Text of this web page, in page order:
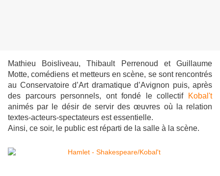
Mathieu Boisliveau, Thibault Perrenoud et Guillaume
Motte, comédiens et metteurs en scène, se sont rencontrés
au Conservatoire d’Art dramatique d’Avignon puis, après
des parcours personnels, ont fondé le collectif
Kobal't
animés par le désir de servir des œuvres où la relation
textes-acteurs-spectateurs est essentielle.
Ainsi, ce soir, le public est réparti de la salle à la scène.